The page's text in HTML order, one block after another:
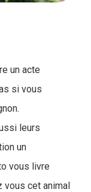
un acte
si vous
leurs
un
vous livre
vous cet animal